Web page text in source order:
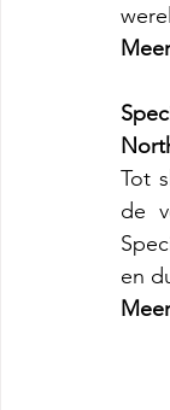
Tot
de
en